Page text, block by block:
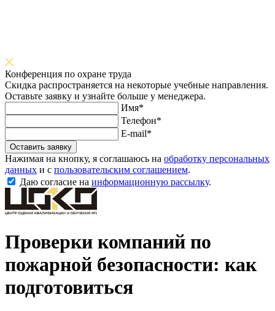
Конференция по охране труда
Скидка распространяется на некоторые учебные направления.
Оставьте заявку и узнайте больше у менеджера.
Имя*
Телефон*
E-mail*
Оставить заявку
Нажимая на кнопку, я соглашаюсь на обработку персональных
данных и с пользовательским соглашением.
Даю согласие на информационную рассылку.
Проверки компаний по
пожарной безопасности: как
подготовиться